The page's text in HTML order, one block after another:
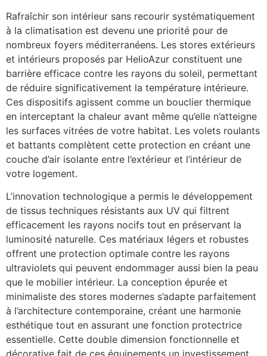
Rafraîchir son intérieur sans recourir systématiquement
à la climatisation est devenu une priorité pour de
nombreux foyers méditerranéens. Les stores extérieurs
et intérieurs proposés par HelioAzur constituent une
barrière efficace contre les rayons du soleil, permettant
de réduire significativement la température intérieure.
Ces dispositifs agissent comme un bouclier thermique
en interceptant la chaleur avant même qu’elle n’atteigne
les surfaces vitrées de votre habitat. Les volets roulants
et battants complètent cette protection en créant une
couche d’air isolante entre l’extérieur et l’intérieur de
votre logement.
L’innovation technologique a permis le développement
de tissus techniques résistants aux UV qui filtrent
efficacement les rayons nocifs tout en préservant la
luminosité naturelle. Ces matériaux légers et robustes
offrent une protection optimale contre les rayons
ultraviolets qui peuvent endommager aussi bien la peau
que le mobilier intérieur. La conception épurée et
minimaliste des stores modernes s’adapte parfaitement
à l’architecture contemporaine, créant une harmonie
esthétique tout en assurant une fonction protectrice
essentielle. Cette double dimension fonctionnelle et